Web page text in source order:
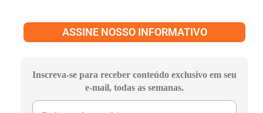
ASSINE NOSSO INFORMATIVO
Inscreva-se para receber conteúdo exclusivo em seu
e-mail, todas as semanas.